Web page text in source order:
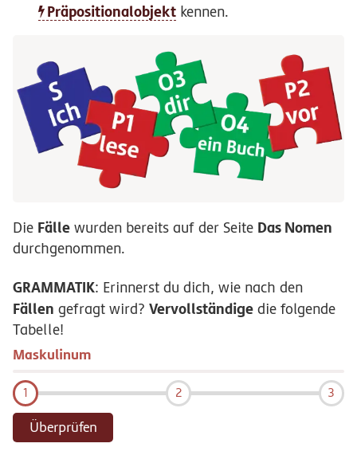
Präpositionalobjekt kennen.
Die Fälle wurden bereits auf der Seite Das Nomen
durchgenommen.
GRAMMATIK: Erinnerst du dich, wie nach den
Fällen gefragt wird? Vervollständige die folgende
Tabelle!
Maskulinum
1 2 3
Überprüfen